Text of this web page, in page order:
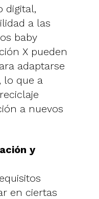
digital,
a las
baby
X pueden
adaptarse
lo que a
a nuevos
y
en ciertas